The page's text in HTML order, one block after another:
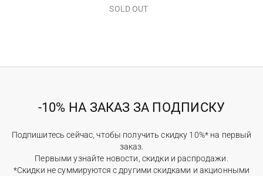
SOLD OUT
-10% НА ЗАКАЗ ЗА ПОДПИСКУ
Подпишитесь сейчас, чтобы получить скидку 10%* на первый
заказ.
Первыми узнайте новости, скидки и распродажи.
*Скидки не суммируются с другими скидками и акционными